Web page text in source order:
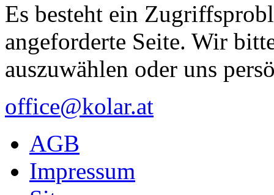
Es besteht ein
angeforderte Seite. Wir
auszuwählen oder uns
office@kolar.at
AGB
Impressum